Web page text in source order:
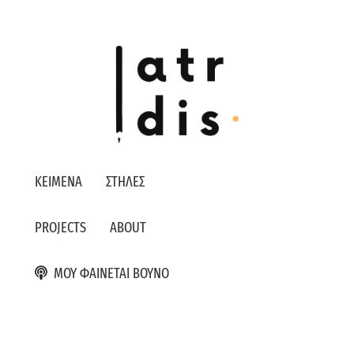
ΚΕΙΜΕΝΑ ΣΤΗΛΕΣ
PROJECTS ABOUT
ΜΟΥ ΦΑΙΝΕΤΑΙ ΒΟΥΝΟ